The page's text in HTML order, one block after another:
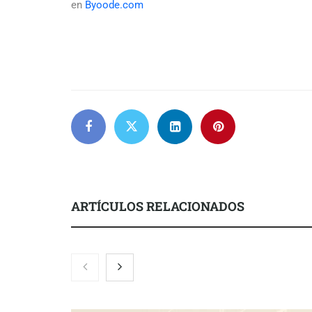
en Byoode.com
ARTÍCULOS RELACIONADOS
Zoomex mejora su Strategy Center
con herramientas avanzadas para